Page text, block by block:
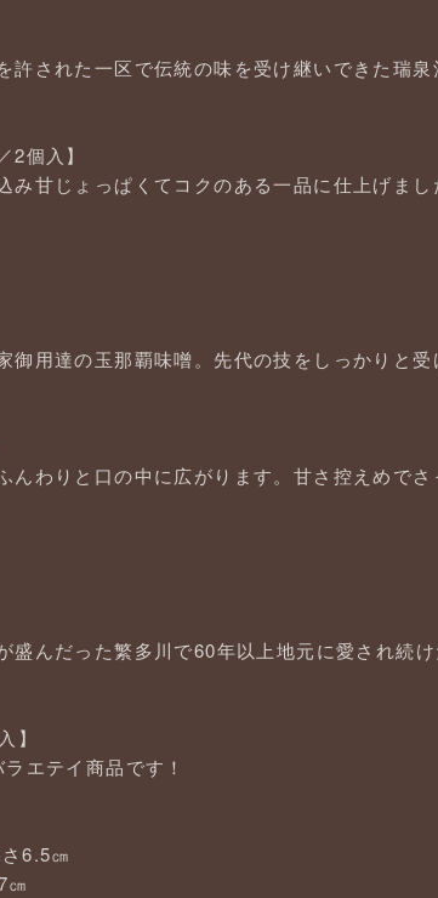
された一区で伝統の味を受け継いできた瑞
2個入】
甘じょっぱくてコクのある一品に仕上げまし
用達の玉那覇味噌。先代の技をしっかりと
わりと口の中に広がります。甘さ控えめで
んだった繁多川で60年以上地元に愛され続
】
エテイ商品です！
6.5㎝
㎝